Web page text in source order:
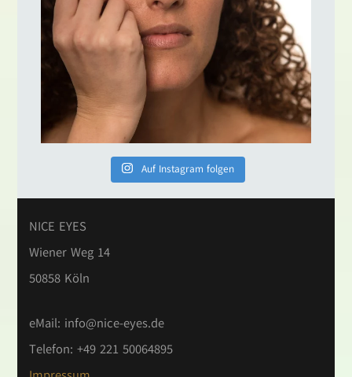
Auf Instagram folgen
NICE EYES
Wiener Weg 14
50858 Köln
eMail: info@nice-eyes.de
Telefon: +49 221 50064895